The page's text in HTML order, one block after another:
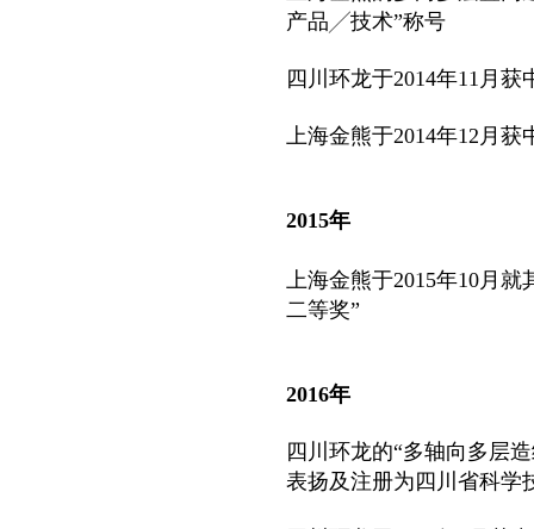
产品╱技术”称号
四川环龙于2014年11月
上海金熊于2014年12月
2015年
上海金熊于2015年10月
二等奖”
2016年
四川环龙的“多轴向多层
表扬及注册为四川省科学